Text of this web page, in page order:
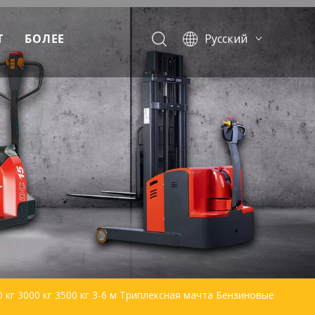
вопросы
БОЛЕЕ
Pусский
English
Français
Español
Português
3000 кг 3500 кг 3-6 м Триплексная мачта Бензиновые